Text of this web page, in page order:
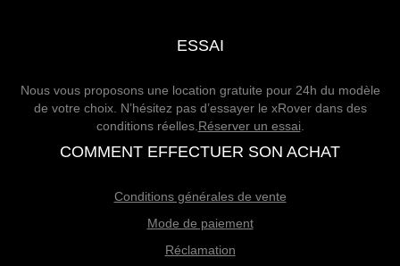
ESSAI
Nous vous proposons une location gratuite pour 24h du modèle
de votre choix. N’hésitez pas d’essayer le xRover dans des
conditions réelles. Réserver un essai
COMMENT EFFECTUER SON ACHAT
Conditions générales de vente
Mode de paiement
Réclamation